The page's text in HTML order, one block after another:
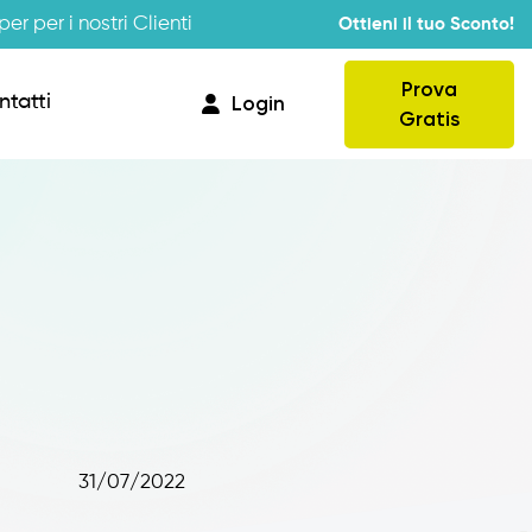
per i nostri Clienti Ottieni il tuo Sconto!
Login
Prova
Gratis
31/07/2022